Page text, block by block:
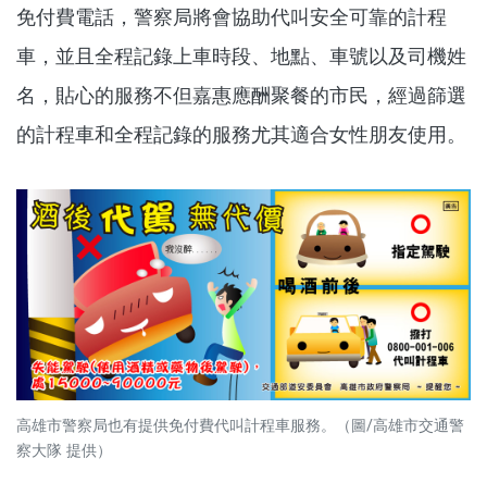
免付費電話，警察局將會協助代叫安全可靠的計程
車，並且全程記錄上車時段、地點、車號以及司機姓
名，貼心的服務不但嘉惠應酬聚餐的市民，經過篩選
的計程車和全程記錄的服務尤其適合女性朋友使用。
高雄市警察局也有提供免付費代叫計程車服務。（圖/高雄市交通警
察大隊 提供）